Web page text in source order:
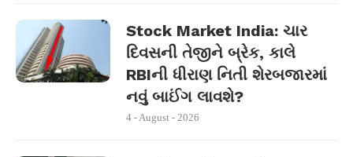
Stock Market India: ચાર
દિવસની તેજીને બ્રેક, કાલે
RBIની ધીરાણ નિતી શેરબજારમાં
નવું બાઈંગ લાવશે?
4 - August - 2026